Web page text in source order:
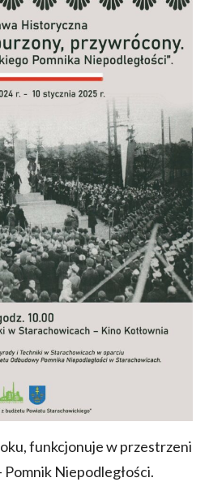
funkcjonuje w przestrzeni
Niepodległości.